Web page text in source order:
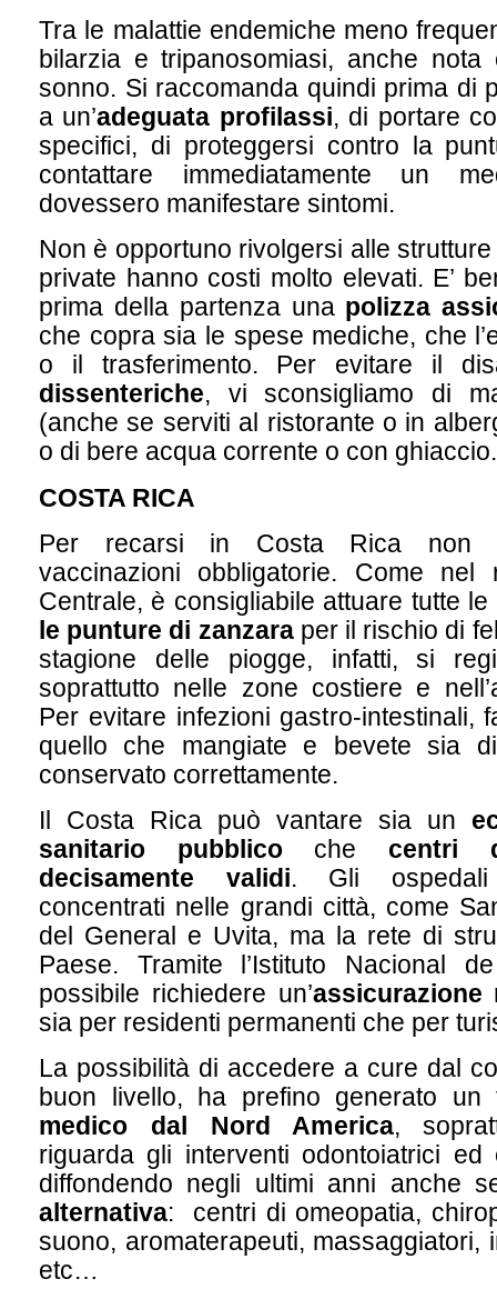
Tra le malattie endemiche meno
bilarzia e tripanosomiasi, anche nota
sonno. Si raccomanda quindi prima di
a un’adeguata profilassi, di portare
specifici, di proteggersi contro la
contattare immediatamente un
dovessero manifestare sintomi.
Non è opportuno rivolgersi alle
private hanno costi molto elevati. E’
prima della partenza una polizza
che copra sia le spese mediche, che
o il trasferimento. Per evitare il
dissenteriche, vi sconsigliamo di
(anche se serviti al ristorante o in
o di bere acqua corrente o con ghiaccio.
COSTA RICA
Per recarsi in Costa Rica non
vaccinazioni obbligatorie. Come nel
Centrale, è consigliabile attuare tutte le
le punture di zanzaraper il rischio di
stagione delle piogge, infatti, si
soprattutto nelle zone costiere e
Per evitare infezioni gastro-intestinali,
quello che mangiate e bevete sia
conservato correttamente.
Il Costa Rica può vantare sia un
sanitario pubblicoche centri
decisamente validi. Gli ospedali
concentrati nelle grandi città, come
del General e Uvita, ma la rete di
Paese. Tramite l’Istituto Nacional
possibile richiedere un’assicurazione
sia per residenti permanenti che per
La possibilità di accedere a cure dal
buon livello, ha prefino generato
medico dal Nord America,
riguarda gli interventi odontoiatrici ed
diffondendo negli ultimi anni anche
alternativa: centri di omeopatia,
suono, aromaterapeuti, massaggiatori,
etc…